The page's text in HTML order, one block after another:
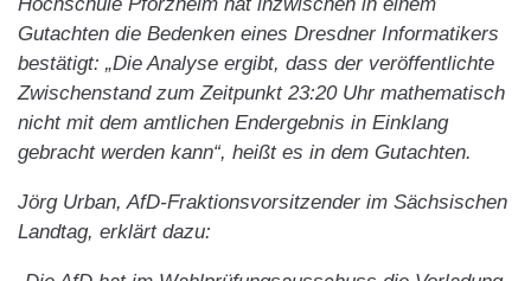
Gutachten die Bedenken eines Dresdner Informatikers
bestätigt: „Die Analyse ergibt, dass der veröffentlichte
Zwischenstand zum Zeitpunkt 23:20 Uhr mathematisch
nicht mit dem amtlichen Endergebnis in Einklang
gebracht werden kann“, heißt es in dem Gutachten.
Jörg Urban, AfD-Fraktionsvorsitzender im Sächsischen
Landtag, erklärt dazu: